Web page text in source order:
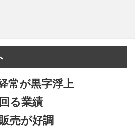
常が黒字浮上
る業績
売が好調